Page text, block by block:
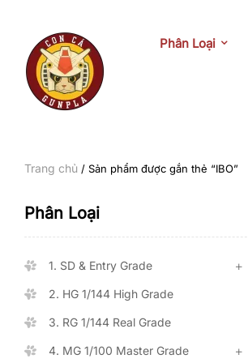
Phân Loại
Trang chủ / Sản phẩm được gắn thẻ “IBO”
Phân Loại
1. SD & Entry Grade
2. HG 1/144 High Grade
3. RG 1/144 Real Grade
4. MG 1/100 Master Grade